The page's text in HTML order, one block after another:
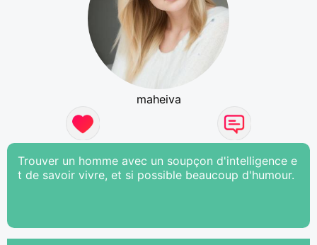
maheiva
Trouver un homme avec un soupçon d'intelligence e
t de savoir vivre, et si possible beaucoup d'humour.